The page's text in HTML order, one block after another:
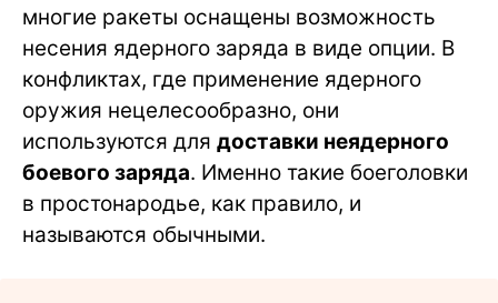
многие ракеты оснащены возможность
несения ядерного заряда в виде опции. В
конфликтах, где применение ядерного
оружия нецелесообразно, они
используются для доставки неядерного
боевого заряда. Именно такие боеголовки
в простонародье, как правило, и
называются обычными.